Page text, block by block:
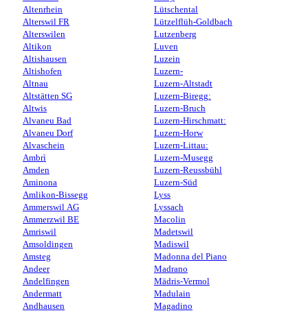
Altenrhein
Alterswil FR
Alterswilen
Altikon
Altishausen
Altishofen
Altnau
Altstätten SG
Altwis
Alvaneu Bad
Alvaneu Dorf
Alvaschein
Ambrì
Amden
Aminona
Amlikon-Bissegg
Ammerswil AG
Ammerzwil BE
Amriswil
Amsoldingen
Amsteg
Andeer
Andelfingen
Andermatt
Andhausen
Lütschental
Lützelflüh-Goldbach
Lutzenberg
Luven
Luzein
Luzern-
Luzern-Altstadt
Luzern-Biregg:
Luzern-Bruch
Luzern-Hirschmatt:
Luzern-Horw
Luzern-Littau:
Luzern-Musegg
Luzern-Reussbühl
Luzern-Süd
Lyss
Lyssach
Macolin
Madetswil
Madiswil
Madonna del Piano
Madrano
Mädris-Vermol
Madulain
Magadino